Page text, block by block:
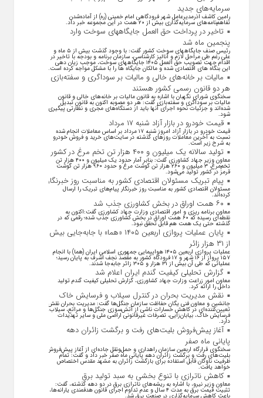
سرمایه‌های جدید
رامین کاشف اذرمدیرعامل شهر فرودگاهی امام خمینی (ره) از آماده‌شدن
تفاهم‌نامه‌های سرمایه‌گذاری بیش از ۲۰ همت در این مجموعه خبر داد.
تاخیر در پرداخت حق العمل جایگاههای سوخت وارد
پنجمین ماه شد
رئیس صنف جایگاههای سوخت کشور گفت: با وجود گذشت بیش از ۵ ماه و
علی رغم طی مراحل لازم و آنالیز کارشناسی، سازمان برنامه و بودجه با تاخیر در
اقدام جهت تصویب حق العمل ۱۴۰۵ جایگاههای سوخت، موجب زیان دهی
این بنگاه های اقتصادی شده و مالکان جایگاه ها را با مشکل مواجه کرده است.
مالیات بر خانه‌های خالی و مالیات بر سوداگری و سفته‌بازی
هر دو قانون رسمی کشور هستند
سخنگوی شورای نگهبان با اشاره به قانون مالیات بر خانه‌های خالی و قانون
مالیات بر سوداگری و سفته‌بازی گفت: هر دو مصوبه اکنون به قانون تبدیل
شده‌اند و جزئیات نحوه اجرای آنها باید از دستگاه‌های مجری و نظارتی پیگیری
شود.
قیمت خودرو در بازار آزاد شنبه ۱۷ مرداد
قیمت خودرو در بازار آزاد امروز شنبه ۱۷ مرداد بر اساس معاملات انجام شده
نسبت به آخرین معاملات روز‌های گذشته در سایت‌های خرید و فروش خودرو
به شرح زیر است.
تولید سالانه یک میلیون و ۴۰۰ هزار تن تخم مرغ در کشور
معاون وزیر جهاد کشاورزی گفت: بنابر آمار حدود یک میلیون و ۴۰۰ هزار تن
تخم‌مرغ، ۳ میلیون و ۲۶۰ هزار تن گوشت مرغ و حدود ۹۶۰ هزار تن گوشت
قرمز در کشور تولید می‌شود.
پیام تبریک مسئولان اقتصادی کشور به مناسبت روز خبرنگار
مسئولان اقتصادی کشور به مناسبت روز خبرنگار پیام‌های تبریک را ارسال
کرده‌اند.
۶۰ همت اوراق در بخش کشاورزی جذب شد
معاون برنامه ریزی و امور اقتصادی وزارت جهاد کشاورزی گفت:اکنون به
نقطه‌ای رسیده که ۶۰ همت اوراق در بخش کشاورزی جذب شده؛ رقمی که در
گذشته حتی یک همت هم قابل تحقق نبود.
پایان عملیات پروازی اربعین ۱۴۰۵ «هما» با جابه‌جایی بیش
از ۳۱ هزار زائر
عملیات پروازی اربعین ۱۴۰۵ هواپیمایی جمهوری اسلامی ایران (هما) با انجام
۱۵۷ پرواز از ۱۶ شهر و ۱۷ فرودگاه کشور به مقصد نجف اشرف به پایان رسید؛
عملیاتی که طی آن بیش از ۳۱ هزار و ۳۰۵ زائر جابه‌جا شدند.
گزارش تحلیلی کیفیت گندم ایران اعلام شد
معاون امور زراعت وزارت جهاد کشاورزی، گزارش تحلیلی کیفیت گندم تولید
داخل را ارائه کرد.
نقش مدیریت بحران در کنترل سیلاب و فرسایش خاک
جانشین و معاون فنی یگان حفاظت سازمان جنگل‌ها گفت: مدیریت بحران نقش
تعیین‌کننده‌ای در کاهش خسارات ناشی از آتش‌سوزی جنگل‌ها و مراتع، سیلاب،
فرسایش خاک، بیابان‌زایی، تصرفات غیرقانونی اراضی ملی و سایر تهدیدات
دارد.
آغاز پیش‌فروش بلیت‌های رفت و برگشت زائران دهه
پایانی ماه صفر
سخنگوی قرارگاه اربعین سازمان راهداری و حمل‌ونقل جاده‌ای از آغاز پیش‌فروش
بلیت‌های رفت و برگشت زائران دهه پایانی ماه صفر خبر داد و گفت: تمام
ظرفیت ناوگان قابل استفاده برای بازگشت زائران به مشهد مقدس اختصاص
خواهد یافت.
کاهش ناترازی با تنوع بخشی به سبد تولید برق
معاون وزیر نیرو، با اشاره به ریشه‌های ناترازی برق در دو دهه گذشته، گفت:
تثبیت قیمت برق به مدت ۴ سال و عدم تداوم اجرای قانون هدفمندی یارانه‌ها،
باعث کاهش سرمایه‌گذاری در صنعت برق شد.